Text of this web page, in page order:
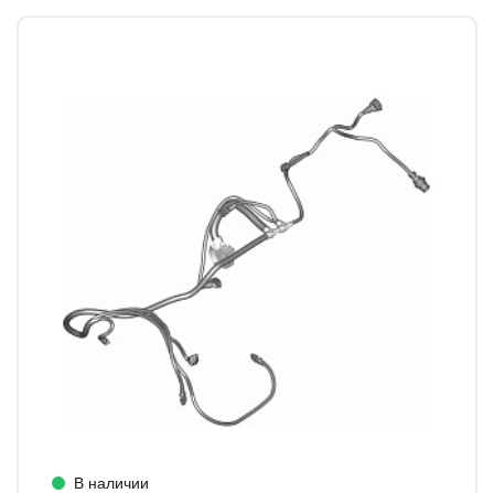
В наличии